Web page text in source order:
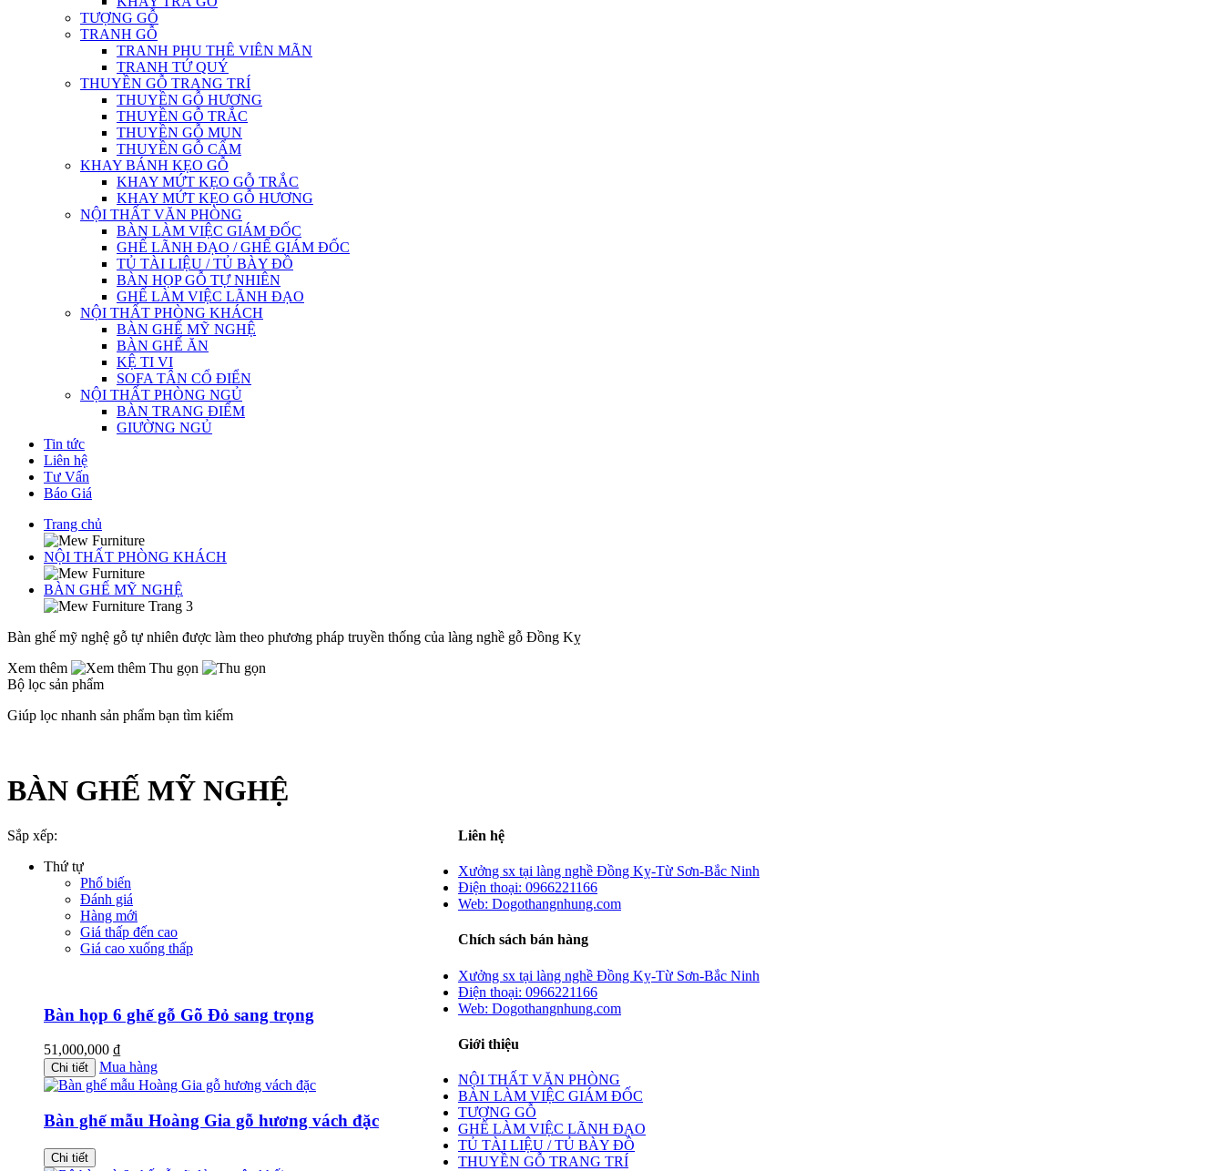
TƯỢNG GỖ
TRANH GỖ
TRANH PHU THÊ VIÊN MÃN
TRANH TỨ QUÝ
THUYỀN GỖ TRANG TRÍ
THUYỀN GỖ HƯƠNG
THUYỀN GỖ TRẮC
THUYỀN GỖ MUN
THUYỀN GỖ CẨM
KHAY BÁNH KẸO GỖ
KHAY MỨT KẸO GỖ TRẮC
KHAY MỨT KẸO GỖ HƯƠNG
NỘI THẤT VĂN PHÒNG
BÀN LÀM VIỆC GIÁM ĐỐC
GHẾ LÃNH ĐẠO / GHẾ GIÁM ĐỐC
TỦ TÀI LIỆU / TỦ BÀY ĐỒ
BÀN HỌP GỖ TỰ NHIÊN
GHẾ LÀM VIỆC LÃNH ĐẠO
NỘI THẤT PHÒNG KHÁCH
BÀN GHẾ MỸ NGHỆ
BÀN GHẾ ĂN
KỆ TI VI
SOFA TÂN CỔ ĐIỂN
NỘI THẤT PHÒNG NGỦ
BÀN TRANG ĐIỂM
GIƯỜNG NGỦ
Tin tức
Liên hệ
Tư Vấn
Báo Giá
Trang chủ
NỘI THẤT PHÒNG KHÁCH
BÀN GHẾ MỸ NGHỆ
Trang 3
Bàn ghế mỹ nghệ gỗ tự nhiên được làm theo phương pháp truyền thống của làng nghề gỗ Đồng Kỵ
Xem thêm
Thu gọn
Bộ lọc sản phẩm
Giúp lọc nhanh sản phẩm bạn tìm kiếm
BÀN GHẾ MỸ NGHỆ
Sắp xếp:
Thứ tự
Phổ biến
Đánh giá
Hàng mới
Giá thấp đến cao
Giá cao xuống thấp
Bàn họp 6 ghế gỗ Gõ Đỏ sang trọng
51,000,000 ₫
Chi tiết Mua hàng
Bàn ghế mẫu Hoàng Gia gỗ hương vách đặc
Chi tiết
Liên hệ
Xưởng sx tại làng nghề Đồng Kỵ-Từ Sơn-Bắc Ninh
Điện thoại: 0966221166
Web: Dogothangnhung.com
Chích sách bán hàng
Xưởng sx tại làng nghề Đồng Kỵ-Từ Sơn-Bắc Ninh
Điện thoại: 0966221166
Web: Dogothangnhung.com
Giới thiệu
NỘI THẤT VĂN PHÒNG
BÀN LÀM VIỆC GIÁM ĐỐC
TƯỢNG GỖ
GHẾ LÀM VIỆC LÃNH ĐẠO
TỦ TÀI LIỆU / TỦ BÀY ĐỒ
THUYỀN GỖ TRANG TRÍ